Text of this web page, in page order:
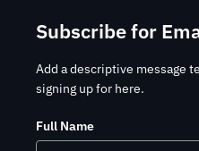
Subscribe for
Add a descriptive message
signing up for here.
Full Name